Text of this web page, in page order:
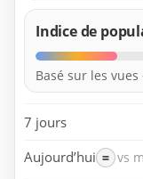
Indice de
Basé sur les
7 jours
Aujourd’hui = vs